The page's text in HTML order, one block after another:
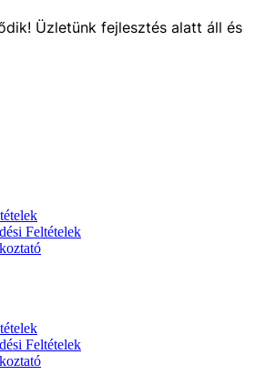
Üzletünk fejlesztés alatt áll és
Feltételek
Feltételek